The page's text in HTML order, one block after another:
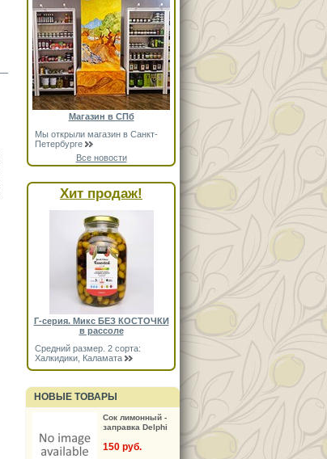
Магазин в СПб
Мы открыли магазин в Санкт-
Петербурге
Все новости
Хит продаж!
Г-серия. Микс БЕЗ КОСТОЧКИ
в рассоле
Средний размер. 2 сорта:
Халкидики, Каламата
НОВЫЕ ТОВАРЫ
Сок лимонный -
заправка Delphi
150 руб.